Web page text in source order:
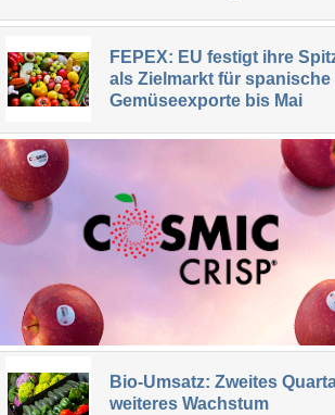
FEPEX: EU festigt ihre
als Zielmarkt für spanische
Gemüseexporte bis Mai
Bio-Umsatz: Zweites
weiteres Wachstum